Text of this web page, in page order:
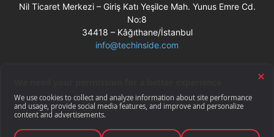
Nil Ticaret Merkezi – Giriş Katı Yeşilce Mah. Yunus Emre Cd.
No:8
34418 – Kâğıthane/İstanbul
info@techinside.com
Gizlilik Bildirimi
RSS